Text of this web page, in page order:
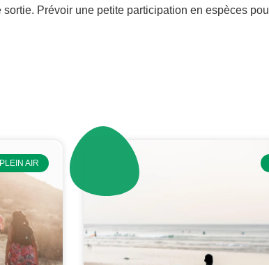
Prévoir une petite participation en espèces
PLEIN AIR